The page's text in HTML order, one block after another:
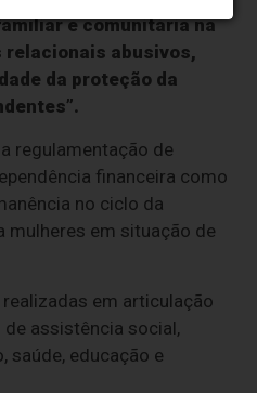
e comunitária na
relacionais abusivos,
da proteção da
regulamentação de
financeira como
no ciclo da
mulheres em situação de
em articulação
assistência social,
saúde, educação e